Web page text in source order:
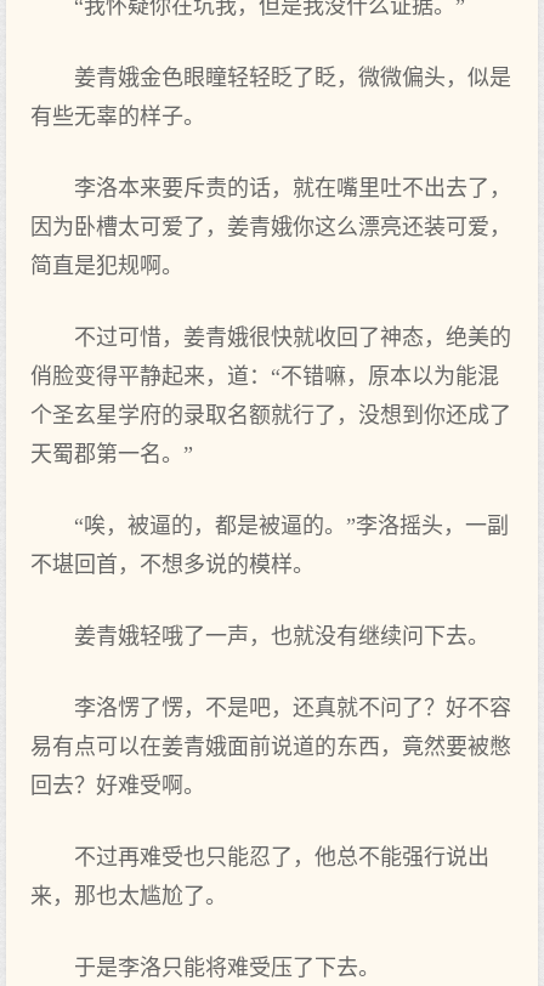
“我怀疑你在坑我，但是我没什么证据。”
姜青娥金色眼瞳轻轻眨了眨，微微偏头，似是
有些无辜的样子。
李洛本来要斥责的话，就在嘴里吐不出去了，
因为卧槽太可爱了，姜青娥你这么漂亮还装可爱，
简直是犯规啊。
不过可惜，姜青娥很快就收回了神态，绝美的
俏脸变得平静起来，道：“不错嘛，原本以为能混
个圣玄星学府的录取名额就行了，没想到你还成了
天蜀郡第一名。”
“唉，被逼的，都是被逼的。”李洛摇头，一副
不堪回首，不想多说的模样。
姜青娥轻哦了一声，也就没有继续问下去。
李洛愣了愣，不是吧，还真就不问了？好不容
易有点可以在姜青娥面前说道的东西，竟然要被憋
回去？好难受啊。
不过再难受也只能忍了，他总不能强行说出
来，那也太尴尬了。
于是李洛只能将难受压了下去。